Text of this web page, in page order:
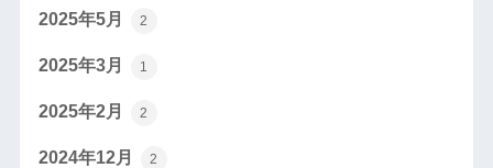
2025年5月 2
2025年3月 1
2025年2月 2
2024年12月 2